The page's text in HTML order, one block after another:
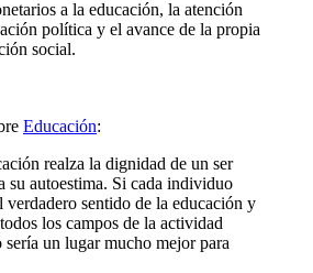
a la educación, la atención
política y el avance de la propia
social.
Educación:
realza la dignidad de un ser
su autoestima. Si cada individuo
verdadero sentido de la educación y
los campos de la actividad
sería un lugar mucho mejor para